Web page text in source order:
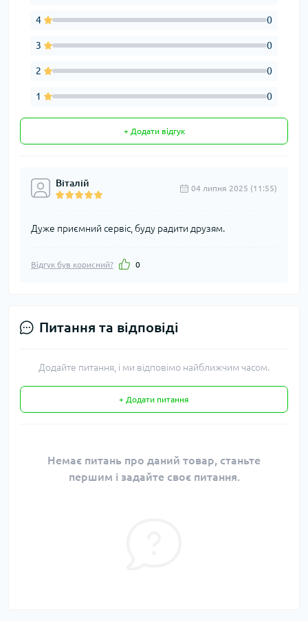
4 0
3 0
2 0
1 0
+ Додати відгук
Віталій 04 липня 2025 (11:55)
Дуже приємний сервіс, буду радити друзям.
Відгук був корисний? 0
Питання та відповіді
Додайте питання, і ми відповімо найближчим часом.
+ Додати питання
Немає питань про даний товар, станьте
першим і задайте своє питання.